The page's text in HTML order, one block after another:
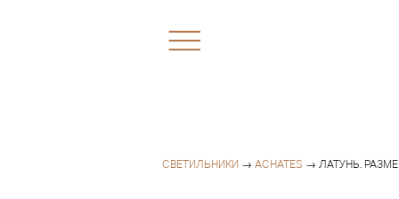
СВЕТИЛЬНИКИ → ACHATES → ЛАТУНЬ.